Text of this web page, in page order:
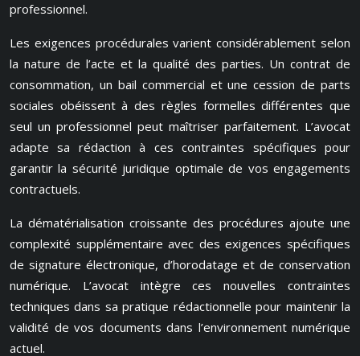
professionnel.
Les exigences procédurales varient considérablement selon
la nature de l’acte et la qualité des parties. Un contrat de
consommation, un bail commercial et une cession de parts
sociales obéissent à des règles formelles différentes que
seul un professionnel peut maîtriser parfaitement. L’avocat
adapte sa rédaction à ces contraintes spécifiques pour
garantir la sécurité juridique optimale de vos engagements
contractuels.
La dématérialisation croissante des procédures ajoute une
complexité supplémentaire avec des exigences spécifiques
de signature électronique, d’horodatage et de conservation
numérique. L’avocat intègre ces nouvelles contraintes
techniques dans sa pratique rédactionnelle pour maintenir la
validité de vos documents dans l’environnement numérique
actuel.